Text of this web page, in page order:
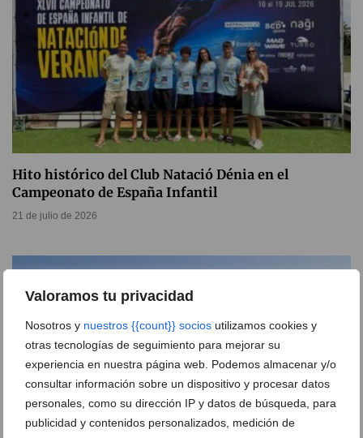
Valoramos tu privacidad
Nosotros y nuestros {{count}} socios utilizamos cookies y
otras tecnologías de seguimiento para mejorar su
experiencia en nuestra página web. Podemos almacenar y/o
consultar información sobre un dispositivo y procesar datos
personales, como su dirección IP y datos de búsqueda, para
publicidad y contenidos personalizados, medición de
Hito histórico del Club Natació Dénia en el
Campeonato de España Infantil
21 de julio de 2026